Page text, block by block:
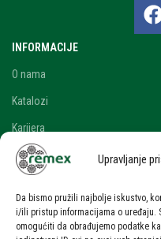
Upravljanje
Da bismo pružili najbolje iskustvo,
i/ili pristup informacijama o uređaju.
omogućiti da obrađujemo podatke
INFORMACIJE
O nama
Katalozi
Karijera
Blog i novosti
RAČUN
Moj račun